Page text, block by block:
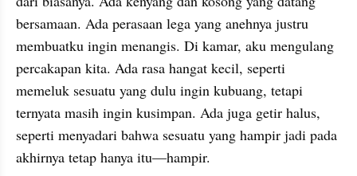
bersamaan. Ada perasaan lega yang anehnya justru
membuatku ingin menangis. Di kamar, aku mengulang
percakapan kita. Ada rasa hangat kecil, seperti
memeluk sesuatu yang dulu ingin kubuang, tetapi
ternyata masih ingin kusimpan. Ada juga getir halus,
seperti menyadari bahwa sesuatu yang hampir jadi pada
akhirnya tetap hanya itu—hampir.